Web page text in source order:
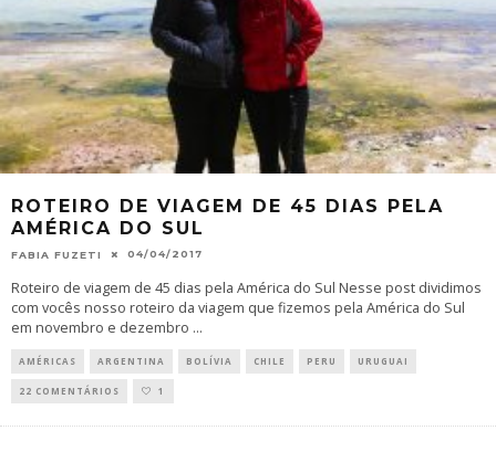
ROTEIRO DE VIAGEM DE 45 DIAS PELA
AMÉRICA DO SUL
FABIA FUZETI 04/04/2017
Roteiro de viagem de 45 dias pela América do Sul Nesse post dividimos
com vocês nosso roteiro da viagem que fizemos pela América do Sul
em novembro e dezembro ...
AMÉRICAS ARGENTINA BOLÍVIA CHILE PERU URUGUAI
22 COMENTÁRIOS 1